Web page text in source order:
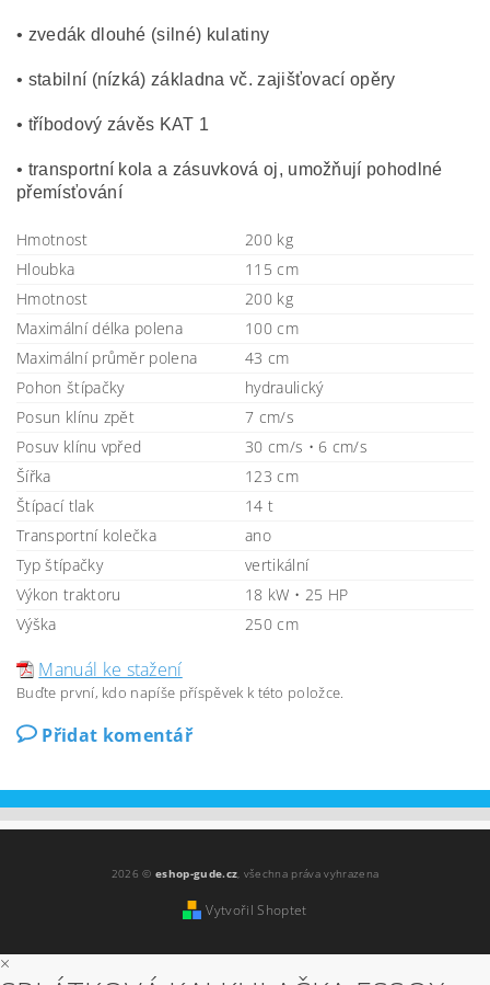
• zvedák dlouhé (silné) kulatiny
• stabilní (nízká) základna vč. zajišťovací opěry
• tříbodový závěs KAT 1
• transportní kola a zásuvková oj, umožňují pohodlné
přemísťování
Hmotnost
200 kg
Hloubka
115 cm
Hmotnost
200 kg
Maximální délka polena
100 cm
Maximální průměr polena
43 cm
Pohon štípačky
hydraulický
Posun klínu zpět
7 cm/s
Posuv klínu vpřed
30 cm/s • 6 cm/s
Šířka
123 cm
Štípací tlak
14 t
Transportní kolečka
ano
Typ štípačky
vertikální
Výkon traktoru
18 kW • 25 HP
Výška
250 cm
Manuál ke stažení
Buďte první, kdo napíše příspěvek k této položce.
Přidat komentář
2026 ©eshop-gude.cz, všechna práva vyhrazena
Vytvořil Shoptet
×